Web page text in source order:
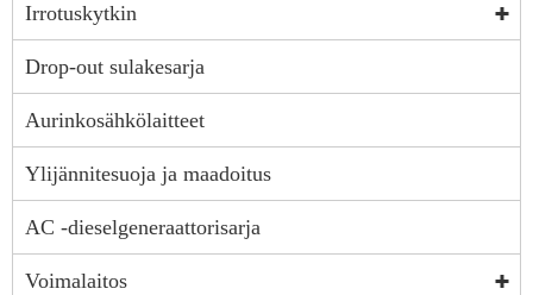
Irrotuskytkin
Drop-out sulakesarja
Aurinkosähkölaitteet
Ylijännitesuoja ja maadoitus
AC -dieselgeneraattorisarja
Voimalaitos